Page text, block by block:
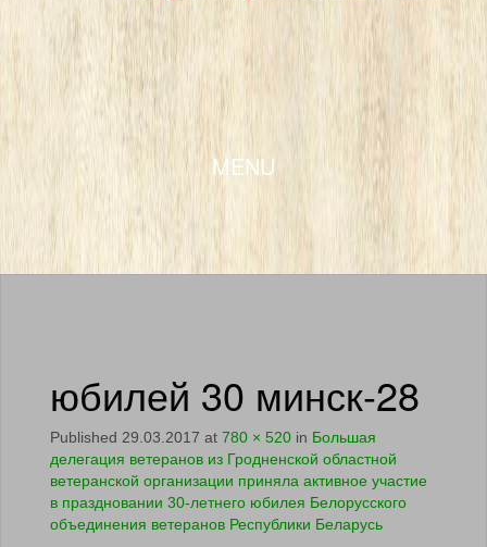
MENU
SKIP TO CONTENT
юбилей 30 минск-28
Published 29.03.2017 at 780 × 520 in Большая
делегация ветеранов из Гродненской областной
ветеранской организации приняла активное участие
в праздновании 30-летнего юбилея Белорусского
объединения ветеранов Республики Беларусь